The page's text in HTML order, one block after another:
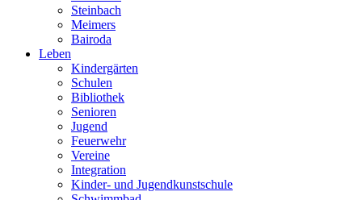
Steinbach
Meimers
Bairoda
Leben
Kindergärten
Schulen
Bibliothek
Senioren
Jugend
Feuerwehr
Vereine
Integration
Kinder- und Jugendkunstschule